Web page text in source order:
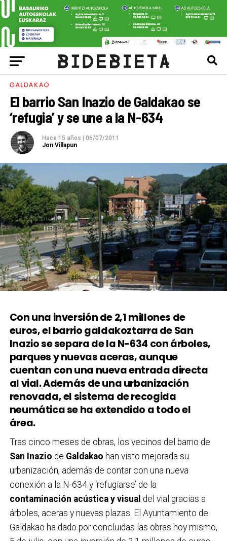
GALDAKAO
El barrio San Inazio de Galdakao se
‘refugia’ y se une a la N-634
Hace 15 años
06/07/2011
Jon Villapun
Con una inversión de 2,1 millones de
euros, el barrio galdakoztarra de San
Inazio se separa de la N-634 con árboles,
parques y nuevas aceras, aunque
cuentan con una nueva entrada directa
al vial. Además de una urbanización
renovada, el sistema de recogida
neumática se ha extendido a todo el
área.
Tras cinco meses de obras, los vecinos del barrio de
San Inazio de Galdakao han visto mejorada su
urbanización, además de contar con una nueva
conexión a la N-634 y ‘refugiarse’ de la
contaminación acústica y visual del vial gracias a
árboles, aceras y nuevas plazas. El Ayuntamiento de
Galdakao ha dado por concluidas las obras hoy mismo,